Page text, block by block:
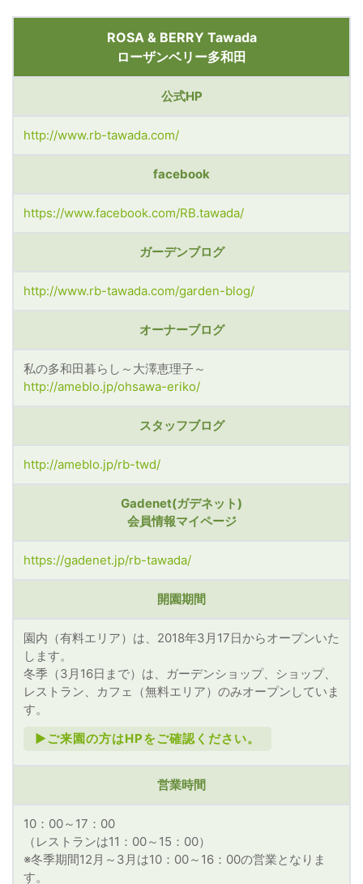
ROSA & BERRY Tawada
ローザンベリー多和田
公式HP
http://www.rb-tawada.com/
facebook
https://www.facebook.com/RB.tawada/
ガーデンブログ
http://www.rb-tawada.com/garden-blog/
オーナーブログ
私の多和田暮らし～大澤恵理子～
http://ameblo.jp/ohsawa-eriko/
スタッフブログ
http://ameblo.jp/rb-twd/
Gadenet(ガデネット)
会員情報マイページ
https://gadenet.jp/rb-tawada/
開園期間
園内（有料エリア）は、2018年3月17日からオープンいた
します。
冬季（3月16日まで）は、ガーデンショップ、ショップ、
レストラン、カフェ（無料エリア）のみオープンしていま
す。
►ご来園の方はHPをご確認ください。
営業時間
10：00～17：00
（レストランは11：00～15：00）
※冬季期間12月～3月は10：00～16：00の営業となりま
す。